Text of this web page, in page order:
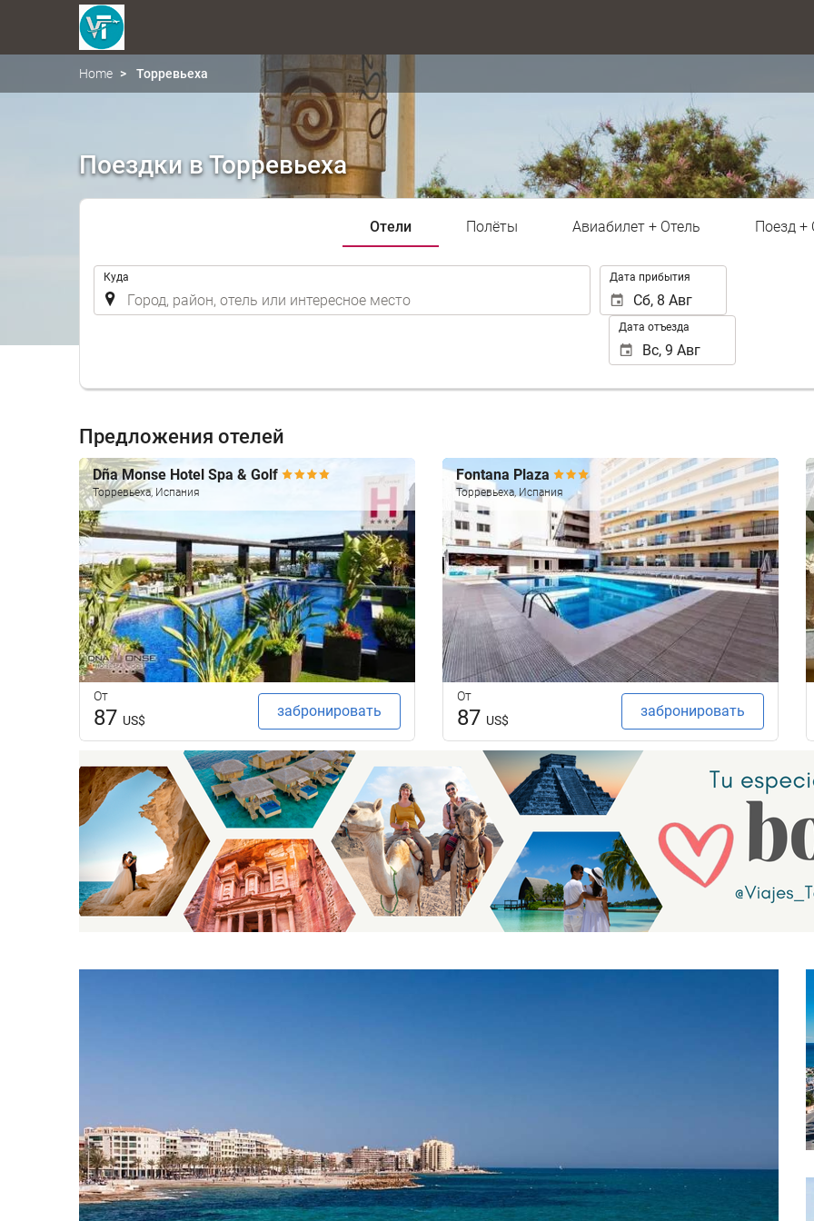
Home Торревьеха
Поездки в Торревьеха
Отели Полёты Авиабилет + Отель Поезд +
Куда Дата прибытия
Дата отъезда
Предложения отелей
Dña Monse Hotel Spa & Golf
Торревьеха, Испания
От
87 US$
забронировать
Fontana Plaza
Торревьеха, Испания
От
87 US$
забронировать